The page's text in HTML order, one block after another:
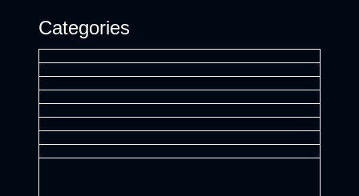
Categories